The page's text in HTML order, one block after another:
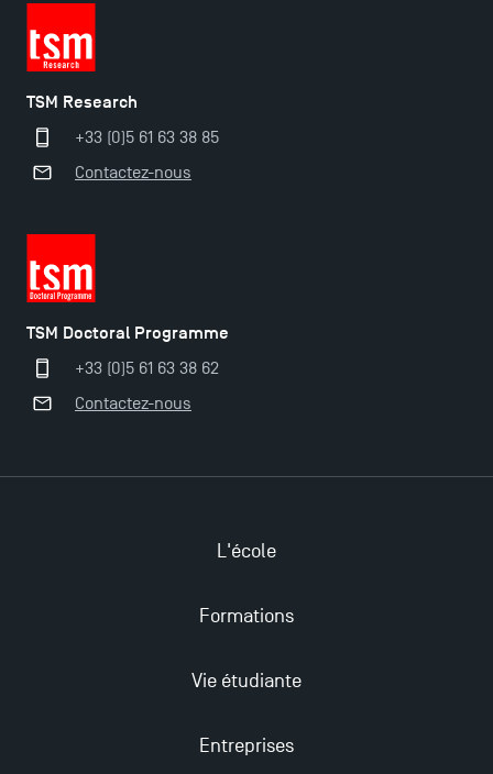
Ouverture des candidatures pour le Doctoral
Programme et le Master Finance en décembre
2025 !
Ouverture des candidatures en Master pour 2024-
Trouvez votre Master pour l’année 2024-2025
Candidatez en Licence 2 et Licence 3 pour l’année
2024-2025 à TSM !
Nouvelles formations à Toulouse School of
TSM Research
+33 (0)5 61 63 38 85
Contactez-nous
TSM Doctoral Programme
+33 (0)5 61 63 38 62
Contactez-nous
L'école
Formations
Vie étudiante
Entreprises